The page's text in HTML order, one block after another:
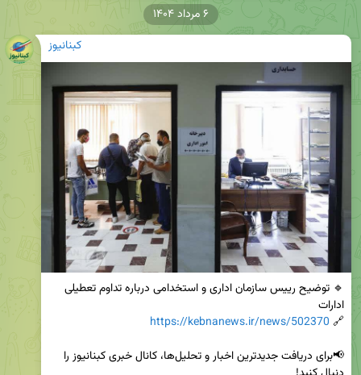
کبنانیوز
🔗
https://kebnanews.ir/news/502370
۶ مرداد ۱۴۰۴